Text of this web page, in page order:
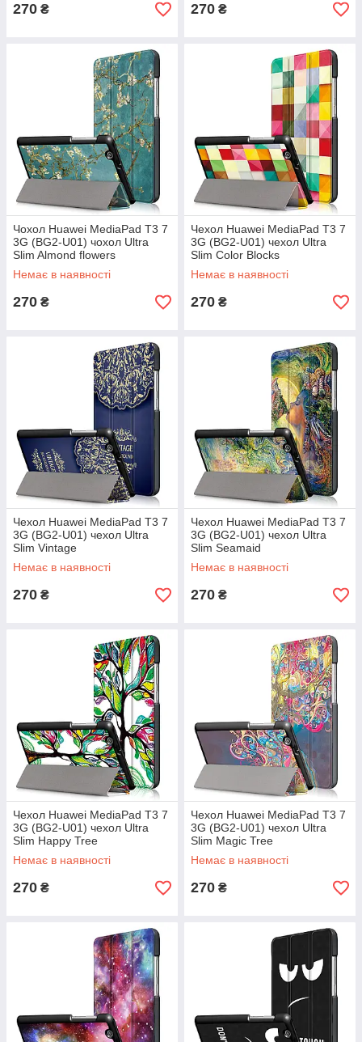
270 ₴ 270 ₴
Чохол Huawei MediaPad T3 7
3G (BG2-U01) чохол Ultra
Slim Almond flowers
Немає в наявності
270 ₴
Чехол Huawei MediaPad T3 7
3G (BG2-U01) чехол Ultra
Slim Color Blocks
Немає в наявності
270 ₴
Чехол Huawei MediaPad T3 7
3G (BG2-U01) чехол Ultra
Slim Vintage
Немає в наявності
270 ₴
Чехол Huawei MediaPad T3 7
3G (BG2-U01) чехол Ultra
Slim Seamaid
Немає в наявності
270 ₴
Чехол Huawei MediaPad T3 7
3G (BG2-U01) чехол Ultra
Slim Happy Tree
Немає в наявності
270 ₴
Чехол Huawei MediaPad T3 7
3G (BG2-U01) чехол Ultra
Slim Magic Tree
Немає в наявності
270 ₴